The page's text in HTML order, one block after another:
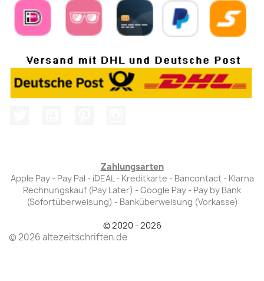
Zahlungsarten
Apple Pay - Pay Pal - iDEAL - Kreditkarte - Bancontact - Klarna
Rechnungskauf (Pay Later) - Google Pay - Pay by Bank
(Sofortüberweisung) - Banküberweisung (Vorkasse)
© 2020 - 2026
© 2026 altezeitschriften.de